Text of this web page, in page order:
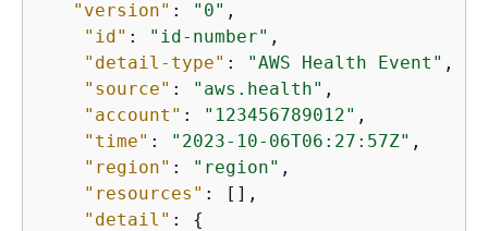
"version" : "0" ,
"id" : "id-number" ,
"detail-type" : "AWS Health Event" ,
"source" : "aws.health" ,
"account" : "123456789012" ,
"time" : "2023-10-06T06:27:57Z" ,
"region" : "region" ,
"resources" : [],
"detail" : {